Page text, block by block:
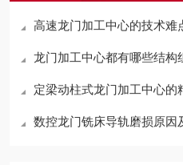
高速龙门加工中心的技术难
龙门加工中心都有哪些结构
定梁动柱式龙门加工中心的
数控龙门铣床导轨磨损原因